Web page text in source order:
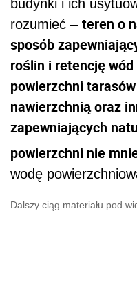
budynki i ich
rozumieć – teren o
sposób
roślin i retencję wód
powierzchni
nawierzchnią oraz
zapewniających
powierzchni nie
wodę
Dalszy ciąg materiału pod